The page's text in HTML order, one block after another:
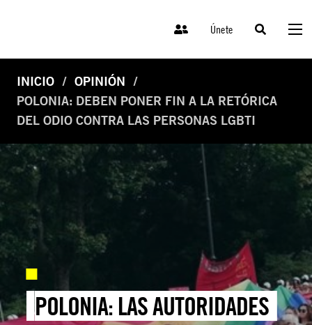
Únete
INICIO
OPINIÓN
POLONIA: DEBEN PONER FIN A LA RETÓRICA
DEL ODIO CONTRA LAS PERSONAS LGBTI
POLONIA: LAS AUTORIDADES